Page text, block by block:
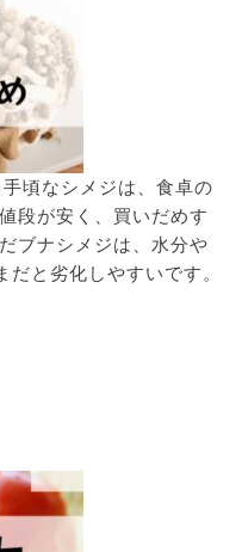
頃なシメジは、食卓の
段が安く、買いだめす
ブナシメジは、水分や
と劣化しやすいです。